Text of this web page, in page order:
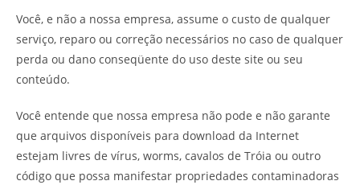
Você, e não a nossa empresa, assume o custo de qualquer
serviço, reparo ou correção necessários no caso de qualquer
perda ou dano conseqüente do uso deste site ou seu
conteúdo.
Você entende que nossa empresa não pode e não garante
que arquivos disponíveis para download da Internet
estejam livres de vírus, worms, cavalos de Tróia ou outro
código que possa manifestar propriedades contaminadoras